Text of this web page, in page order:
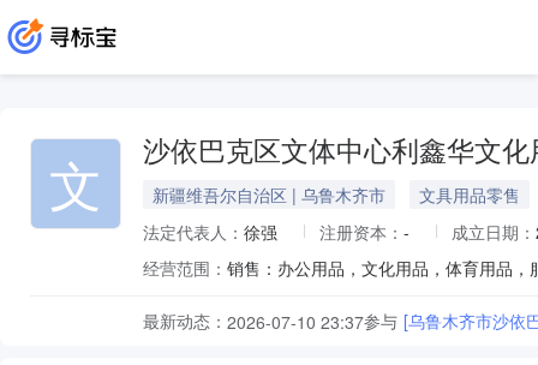
文 沙依巴克区文体中心利鑫华文化
新疆维吾尔自治区 | 乌鲁木齐市
文具用品零售
法定代表人： 徐强 注册资本： - 成立日期：
经营范围：
最新动态： 2026-07-10 23:37参与 [乌鲁木齐市沙依